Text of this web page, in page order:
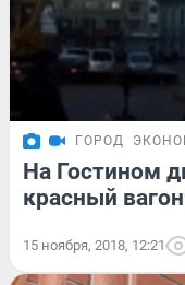
ГОРОД
На Гостином
красный
15 ноября, 2018, 12:21